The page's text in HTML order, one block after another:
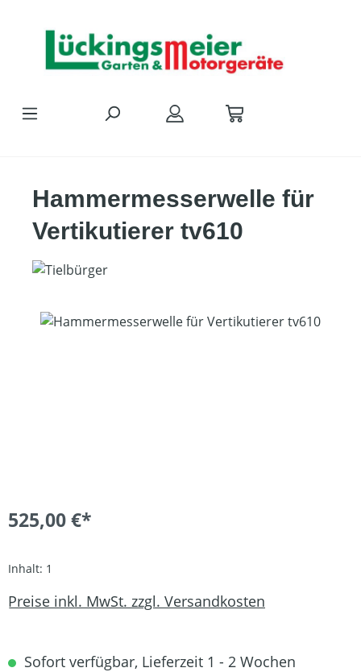
Hammermesserwelle für
Vertikutierer tv610
Bildergalerie überspringen
525,00 €*
Inhalt: 1
Preise inkl. MwSt. zzgl. Versandkosten
Sofort verfügbar, Lieferzeit 1 - 2 Wochen